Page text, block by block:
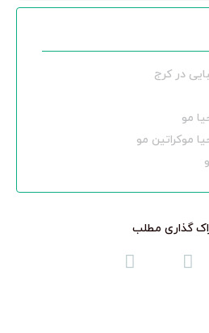
در کرج
مو
موکراتین مو
گذاری مطلب